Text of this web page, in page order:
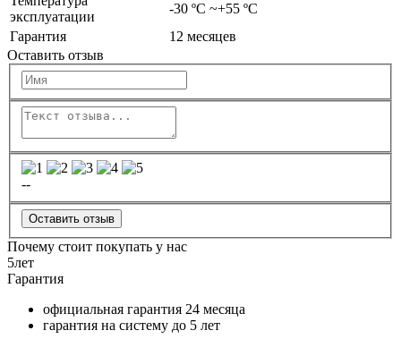
эксплуатации
-30 ºC ~+55 ºC
Гарантия
12 месяцев
Оставить отзыв
--
Оставить отзыв
Почему стоит покупать у нас
5лет
Гарантия
официальная гарантия 24 месяца
гарантия на систему до 5 лет